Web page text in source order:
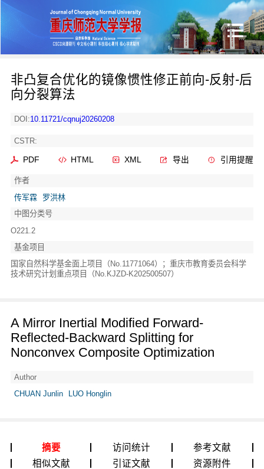
非凸复合优化的镜像惯性修正前向-反射-后
向分裂算法
DOI:10.11721/cqnuj20260208
CSTR:
PDF HTML XML 导出 引用提醒
作者
传军霖
罗洪林
中图分类号
O221.2
基金项目
国家自然科学基金面上项目（No.11771064）；重庆市教育委员会科学
技术研究计划重点项目（No.KJZD-K202500507）
A Mirror Inertial Modified Forward-
Reflected-Backward Splitting for
Nonconvex Composite Optimization
Author
CHUAN Junlin
LUO Honglin
摘要 访问统计
参考文献
相似文献
引证文献 资源附件